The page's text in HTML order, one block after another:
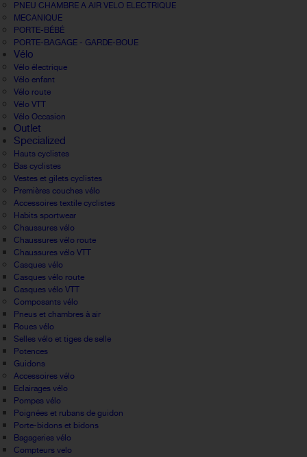
PNEU CHAMBRE A AIR VELO ELECTRIQUE
MECANIQUE
PORTE-BÉBÉ
PORTE-BAGAGE - GARDE-BOUE
Vélo
Vélo électrique
Vélo enfant
Vélo route
Vélo VTT
Vélo Occasion
Outlet
Specialized
Hauts cyclistes
Bas cyclistes
Vestes et gilets cyclistes
Premières couches vélo
Accessoires textile cyclistes
Habits sportwear
Chaussures vélo
Chaussures vélo route
Chaussures vélo VTT
Casques vélo
Casques vélo route
Casques vélo VTT
Composants vélo
Pneus et chambres à air
Roues vélo
Selles vélo et tiges de selle
Potences
Guidons
Accessoires vélo
Eclairages vélo
Pompes vélo
Poignées et rubans de guidon
Porte-bidons et bidons
Bagageries vélo
Compteurs velo